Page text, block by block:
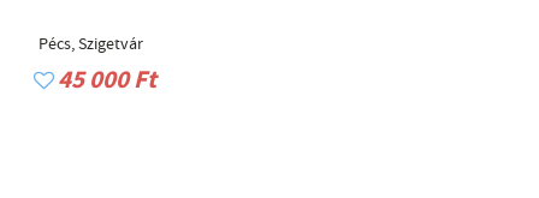
Pécs, Szigetvár
45 000 Ft